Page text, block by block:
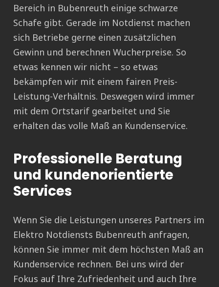
Bereich in Bubenreuth einige schwarze
Schafe gibt. Gerade im Notdienst machen
sich Betriebe gerne einen zusätzlichen
Gewinn und berechnen Wucherpreise. So
etwas kennen wir nicht – so etwas
bekämpfen wir mit einem fairen Preis-
Leistung-Verhältnis. Deswegen wird immer
mit dem Ortstarif gearbeitet und Sie
erhalten das volle Maß an Kundenservice.
Professionelle Beratung
und kundenorientierte
Services
Wenn Sie die Leistungen unseres Partners im
Elektro Notdiensts Bubenreuth anfragen,
können Sie immer mit dem höchsten Maß an
Kundenservice rechnen. Bei uns wird der
Fokus auf Ihre Zufriedenheit und auch Ihre